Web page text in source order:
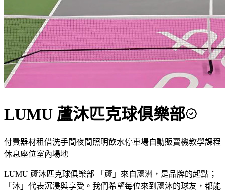
LUMU 蘆沐匹克球俱樂部
付費器材租借洗手間夜間照明飲水停車場自動販賣機教學課程
休息座位室內場地
LUMU 蘆沐匹克球俱樂部 「蘆」來自蘆洲，是品牌的起點；
「沐」代表沉浸與享受。我們希望每位來到蘆沐的球友，都能